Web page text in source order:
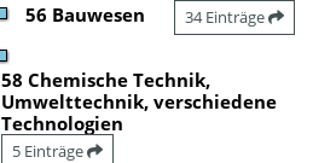
56 Bauwesen 34 Einträge
58 Chemische Technik,
Umwelttechnik, verschiedene
Technologien
5 Einträge